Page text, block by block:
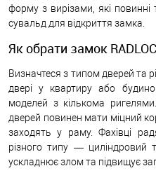
форму з вирізами, які
сувальд для відкриття замка.
Як обрати замок
Визначтеся з типом дверей та
двері у квартиру або
моделей з кількома
дверей повинен мати міцний
заходять у раму. Фахівці
різного типу — циліндровий
ускладнює злом та підвищує